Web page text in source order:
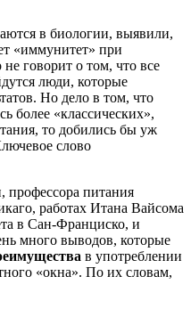
в биологии, выявили,
«иммунитет» при
говорит о том, что все
люди, которые
Но дело в том, что
более «классических»,
то добились бы уж
слово
профессора питания
работах Итана Вайсома
в Сан-Франциско, и
много выводов, которые
в употреблении
«окна». По их словам,